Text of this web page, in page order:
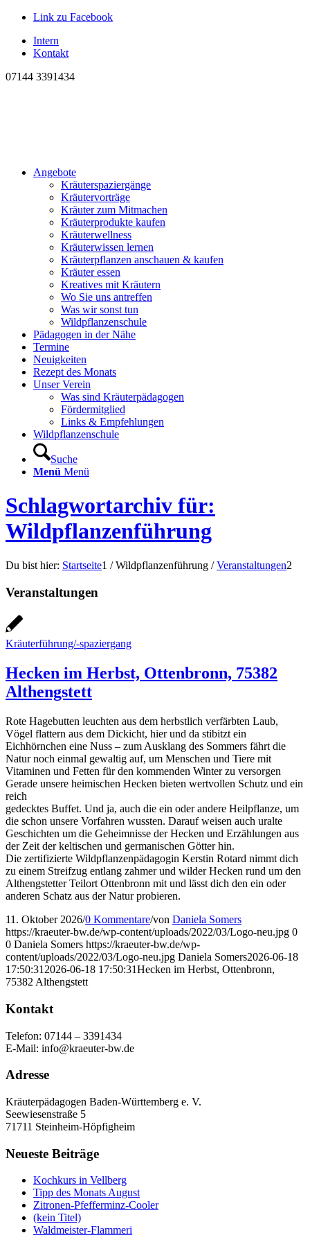
Link zu Facebook
Intern
Kontakt
07144 3391434
Angebote
Kräuterspaziergänge
Kräutervorträge
Kräuter zum Mitmachen
Kräuterprodukte kaufen
Kräuterwellness
Kräuterwissen lernen
Kräuterpflanzen anschauen & kaufen
Kräuter essen
Kreatives mit Kräutern
Wo Sie uns antreffen
Was wir sonst tun
Wildpflanzenschule
Pädagogen in der Nähe
Termine
Neuigkeiten
Rezept des Monats
Unser Verein
Was sind Kräuterpädagogen
Fördermitglied
Links & Empfehlungen
Wildpflanzenschule
Suche
Menü Menü
Schlagwortarchiv für:
Wildpflanzenführung
Du bist hier: Startseite1 / Wildpflanzenführung / Veranstaltungen2
Veranstaltungen
Kräuterführung/-spaziergang
Hecken im Herbst, Ottenbronn, 75382
Althengstett
Rote Hagebutten leuchten aus dem herbstlich verfärbten Laub,
Vögel flattern aus dem Dickicht, hier und da stibitzt ein
Eichhörnchen eine Nuss – zum Ausklang des Sommers fährt die
Natur noch einmal gewaltig auf, um Menschen und Tiere mit
Vitaminen und Fetten für den kommenden Winter zu versorgen
Gerade unsere heimischen Hecken bieten wertvollen Schutz und ein
reich
gedecktes Buffet. Und ja, auch die ein oder andere Heilpflanze, um
die schon unsere Vorfahren wussten. Darauf weisen auch uralte
Geschichten um die Geheimnisse der Hecken und Erzählungen aus
der Zeit der keltischen und germanischen Götter hin.
Die zertifizierte Wildpflanzenpädagogin Kerstin Rotard nimmt dich
zu einem Streifzug entlang zahmer und wilder Hecken rund um den
Althengstetter Teilort Ottenbronn mit und lässt dich den ein oder
anderen Schatz aus der Natur probieren.
11. Oktober 2026/0 Kommentare/von Daniela Somers
https://kraeuter-bw.de/wp-content/uploads/2022/03/Logo-neu.jpg 0
0 Daniela Somers https://kraeuter-bw.de/wp-
content/uploads/2022/03/Logo-neu.jpg Daniela Somers2026-06-18
17:50:31 2026-06-18 17:50:31Hecken im Herbst, Ottenbronn,
75382 Althengstett
Kontakt
Telefon: 07144 – 3391434
E-Mail: info@kraeuter-bw.de
Adresse
Kräuterpädagogen Baden-Württemberg e. V.
Seewiesenstraße 5
71711 Steinheim-Höpfigheim
Neueste Beiträge
Kochkurs in Vellberg
Tipp des Monats August
Zitronen-Pfefferminz-Cooler
(kein Titel)
Waldmeister-Flammeri